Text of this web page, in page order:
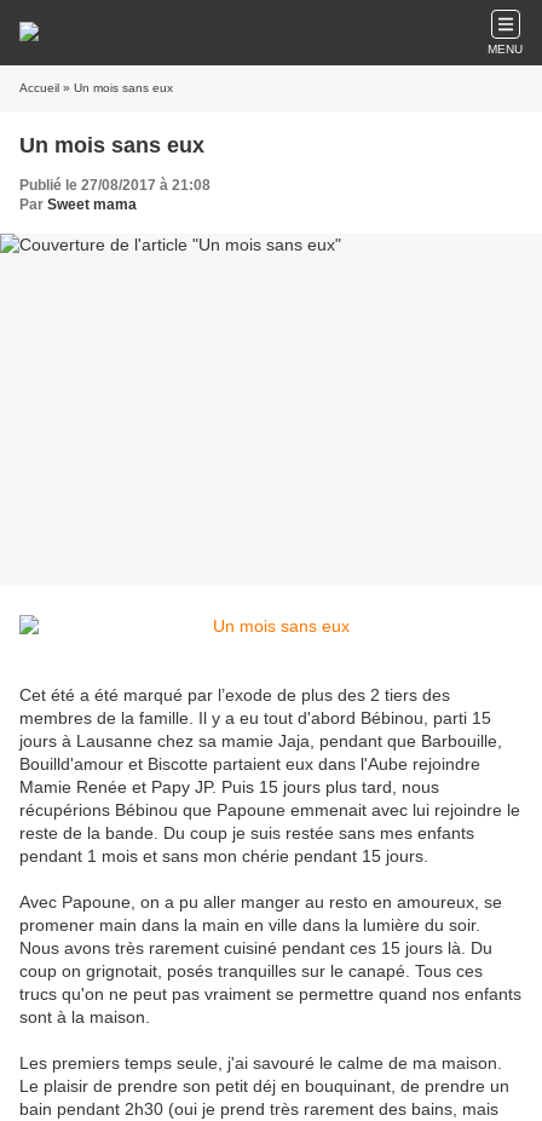
MENU
Accueil » Un mois sans eux
Un mois sans eux
Publié le 27/08/2017 à 21:08
Par Sweet mama
Cet été a été marqué par l’exode de plus des 2 tiers des
membres de la famille. Il y a eu tout d'abord Bébinou, parti 15
jours à Lausanne chez sa mamie Jaja, pendant que Barbouille,
Bouilld'amour et Biscotte partaient eux dans l'Aube rejoindre
Mamie Renée et Papy JP. Puis 15 jours plus tard, nous
récupérions Bébinou que Papoune emmenait avec lui rejoindre le
reste de la bande. Du coup je suis restée sans mes enfants
pendant 1 mois et sans mon chérie pendant 15 jours.
Avec Papoune, on a pu aller manger au resto en amoureux, se
promener main dans la main en ville dans la lumière du soir.
Nous avons très rarement cuisiné pendant ces 15 jours là. Du
coup on grignotait, posés tranquilles sur le canapé. Tous ces
trucs qu'on ne peut pas vraiment se permettre quand nos enfants
sont à la maison.
Les premiers temps seule, j'ai savouré le calme de ma maison.
Le plaisir de prendre son petit déj en bouquinant, de prendre un
bain pendant 2h30 (oui je prend très rarement des bains, mais